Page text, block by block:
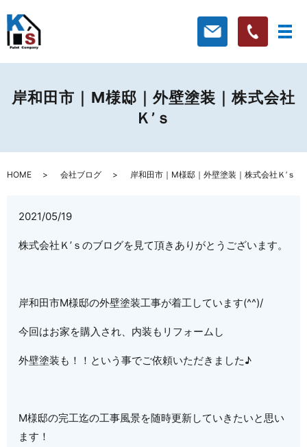
岸和田市｜M様邸｜外壁塗装｜株式会社
Ｋ’ｓ
HOME 会社ブログ 岸和田市｜M様邸｜外壁塗装｜株式会社Ｋ’ｓ
2021/05/19
株式会社Ｋ’ｓのブログを見て頂きありがとうございます。
岸和田市M様邸の外壁塗装工事が着工しています(^^)/
今回はお家を購入され、内装もリフォームし
外壁塗装も！！という事でご依頼いただきました♪
M様邸の完工迄の工事風景を随時更新していきたいと思い
ます！